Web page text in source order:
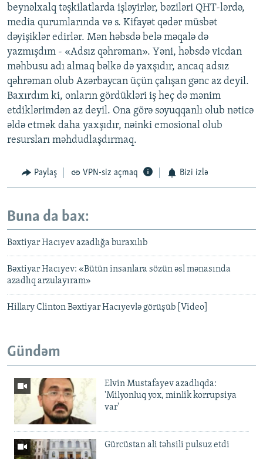
beynəlxalq təşkilatlarda işləyirlər, bəziləri QHT-lərdə,
media qurumlarında və s. Kifayət qədər müsbət
dəyişiklər edirlər. Mən həbsdə belə məqalə də
yazmışdım - «Adsız qəhrəman». Yəni, həbsdə vicdan
məhbusu adı almaq bəlkə də yaxşıdır, ancaq adsız
qəhrəman olub Azərbaycan üçün çalışan gənc az deyil.
Baxırdım ki, onların gördükləri iş heç də mənim
etdiklərimdən az deyil. Ona görə soyuqqanlı olub nəticə
əldə etmək daha yaxşıdır, nəinki emosional olub
resursları məhdudlaşdırmaq.
Paylaş VPN-siz açmaq Bizi izlə
Buna da bax:
Bəxtiyar Hacıyev azadlığa buraxılıb
Bəxtiyar Hacıyev: «Bütün insanlara sözün əsl mənasında
azadlıq arzulayıram»
Hillary Clinton Bəxtiyar Hacıyevlə görüşüb [Video]
Gündəm
Elvin Mustafayev azadlıqda:
'Milyonluq yox, minlik korrupsiya
var'
Gürcüstan ali təhsili pulsuz etdi